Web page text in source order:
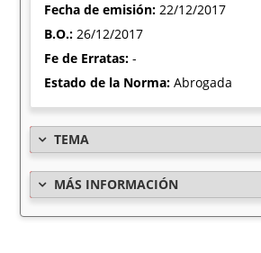
Fecha de emisión:22/12/2017
B.O.:26/12/2017
Fe de Erratas:-
Estado de la Norma:Abrogada
TEMA
MÁS INFORMACIÓN